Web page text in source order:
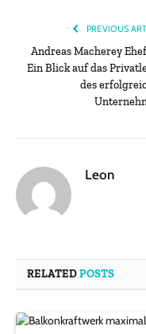
PREVIOUS
Andreas Macherey
Ein Blick auf das
des
Leon
RELATEDPOSTS